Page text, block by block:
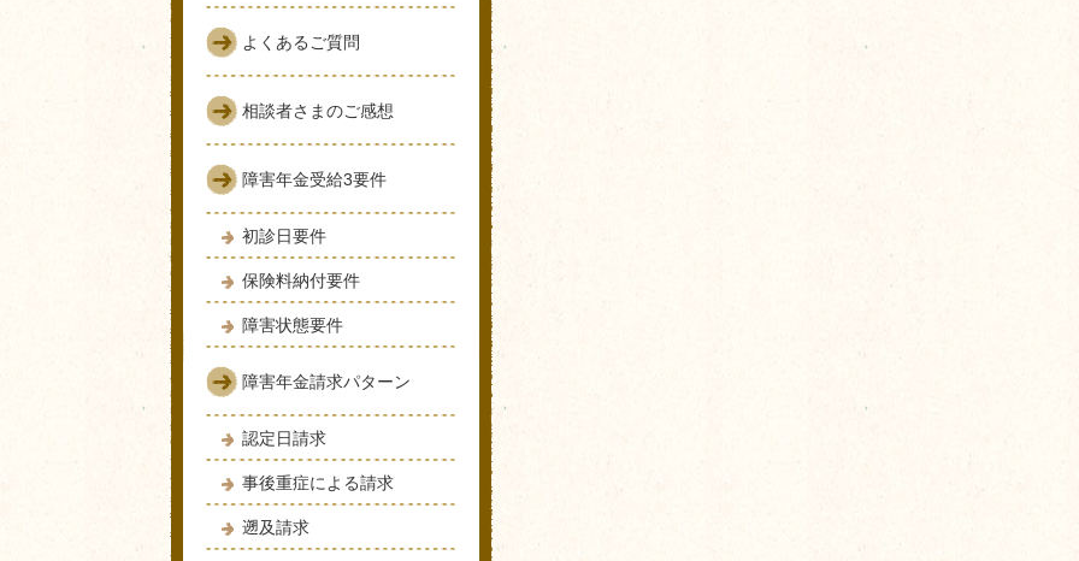
よくあるご質問
相談者さまのご感想
障害年金受給3要件
初診日要件
保険料納付要件
障害状態要件
障害年金請求パターン
認定日請求
事後重症による請求
遡及請求